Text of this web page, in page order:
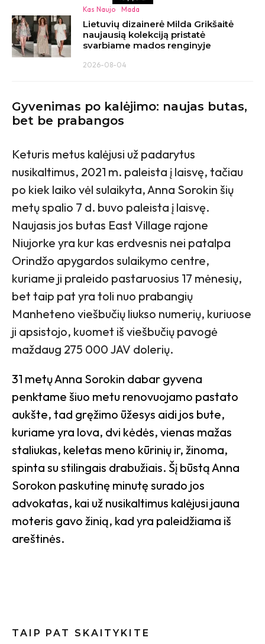
Kas Naujo Mada
Lietuvių dizainerė Milda Grikšaitė
naujausią kolekciją pristatė
svarbiame mados renginyje
2026-08-04
Gyvenimas po kalėjimo: naujas butas,
bet be prabangos
Keturis metus kalėjusi už padarytus
nusikaltimus, 2021 m. paleista į laisvę, tačiau
po kiek laiko vėl sulaikyta, Anna Sorokin šių
metų spalio 7 d. buvo paleista į laisvę.
Naujasis jos butas East Village rajone
Niujorke yra kur kas erdvesnis nei patalpa
Orindžo apygardos sulaikymo centre,
kuriame ji praleido pastaruosius 17 mėnesių,
bet taip pat yra toli nuo prabangių
Manheteno viešbučių liukso numerių, kuriuose
ji apsistojo, kuomet iš viešbučių pavogė
maždaug 275 000 JAV dolerių.
31 metų Anna Sorokin dabar gyvena
penktame šiuo metu renovuojamo pastato
aukšte, tad gręžimo ūžesys aidi jos bute,
kuriame yra lova, dvi kėdės, vienas mažas
staliukas, keletas meno kūrinių ir, žinoma,
spinta su stilingais drabužiais. Šį būstą Anna
Sorokon paskutinę minutę surado jos
advokatas, kai už nusikaltimus kalėjusi jauna
moteris gavo žinią, kad yra paleidžiama iš
areštinės.
TAIP PAT SKAITYKITE